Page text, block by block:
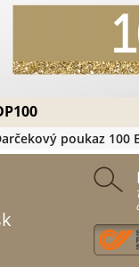
poukaz 100